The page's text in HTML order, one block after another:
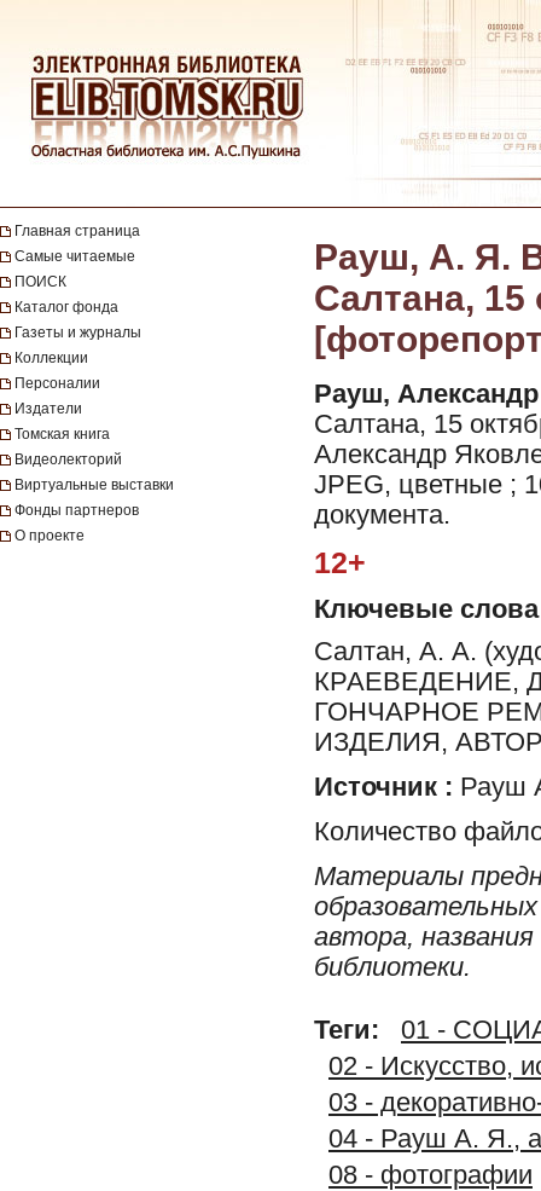
Главная страница
Самые читаемые
ПОИСК
Каталог фонда
Газеты и журналы
Коллекции
Персоналии
Издатели
Томская книга
Видеолекторий
Виртуальные выставки
Фонды партнеров
О проекте
Рауш, А. Я.
Салтана, 15
Рауш,
Салтана, 15
Александр
JPEG, цветные ;
документа.
12+
Ключевые слова
Салтан, А. А.
КРАЕВЕДЕНИЕ,
ГОНЧАРНОЕ
ИЗДЕЛИЯ,
Источник : Рауш
Количество
Материалы
автора,
библиотеки.
Теги:
01 -
02 - Искусство,
03 -
04 - Рауш А. Я.,
08 - фотографии